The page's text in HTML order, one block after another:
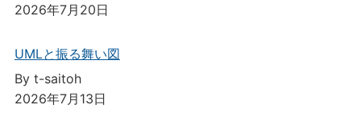
2026年7月20日
UMLと振る舞い図
By t-saitoh
2026年7月13日